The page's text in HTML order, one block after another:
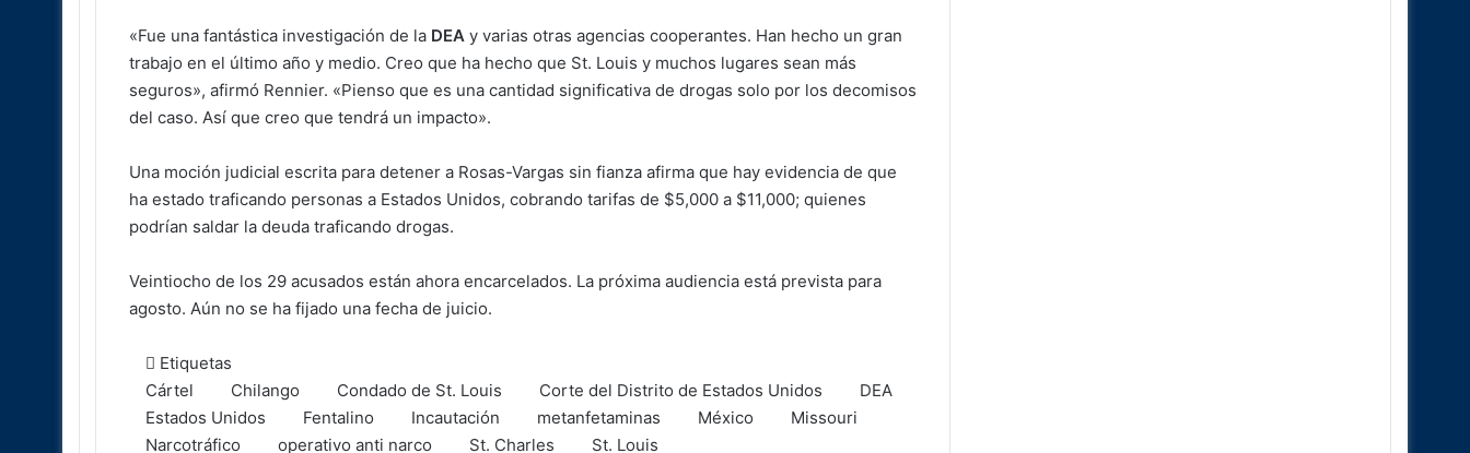
«Fue una fantástica investigación de la DEA y varias otras agencias cooperantes. Han hecho un gran
trabajo en el último año y medio. Creo que ha hecho que St. Louis y muchos lugares sean más
seguros», afirmó Rennier. «Pienso que es una cantidad significativa de drogas solo por los decomisos
del caso. Así que creo que tendrá un impacto».
Una moción judicial escrita para detener a Rosas-Vargas sin fianza afirma que hay evidencia de que
ha estado traficando personas a Estados Unidos, cobrando tarifas de $5,000 a $11,000; quienes
podrían saldar la deuda traficando drogas.
Veintiocho de los 29 acusados están ahora encarcelados. La próxima audiencia está prevista para
agosto. Aún no se ha fijado una fecha de juicio.
Etiquetas
Cártel
Chilango Condado de St. Louis Corte del Distrito de Estados Unidos
DEA
Estados Unidos
Fentalino Incautación metanfetaminas México
Missouri
Narcotráfico
operativo anti narco St. Charles St. Louis